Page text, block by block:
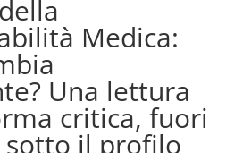
Medica:
Una lettura
critica, fuori
sotto il profilo